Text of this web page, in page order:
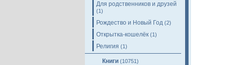
Для родственников и друзей
(1)
Рождество и Новый Год (2)
Открытка-кошелёк (1)
Религия (1)
Книги (10751)